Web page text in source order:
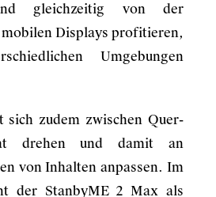
gleichzeitig von der
Displays profitieren,
Umgebungen
sich zudem zwischen Quer-
drehen und damit an
von Inhalten anpassen. Im
der StanbyME 2 Max als